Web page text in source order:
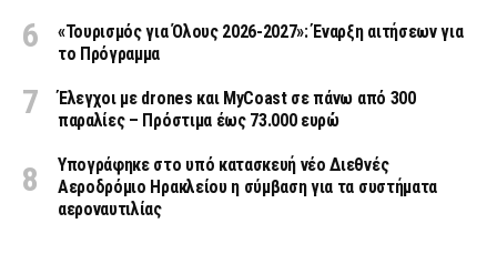
«Τουρισμός για Όλους 2026-2027»: Έναρξη αιτήσεων για
το Πρόγραμμα
Έλεγχοι με drones και MyCoast σε πάνω από 300
παραλίες – Πρόστιμα έως 73.000 ευρώ
Υπογράφηκε στο υπό κατασκευή νέο Διεθνές
Αεροδρόμιο Ηρακλείου η σύμβαση για τα συστήματα
αεροναυτιλίας